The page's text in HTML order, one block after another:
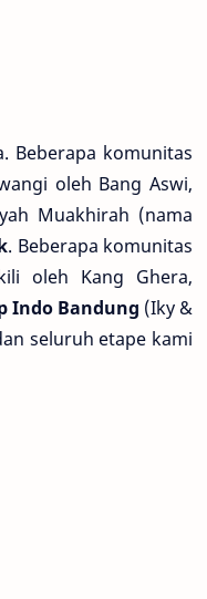
komunitas
oleh Bang Aswi,
Muakhirah (nama
. Beberapa komunitas
oleh Kang Ghera,
Indo Bandung (Iky &
seluruh etape kami